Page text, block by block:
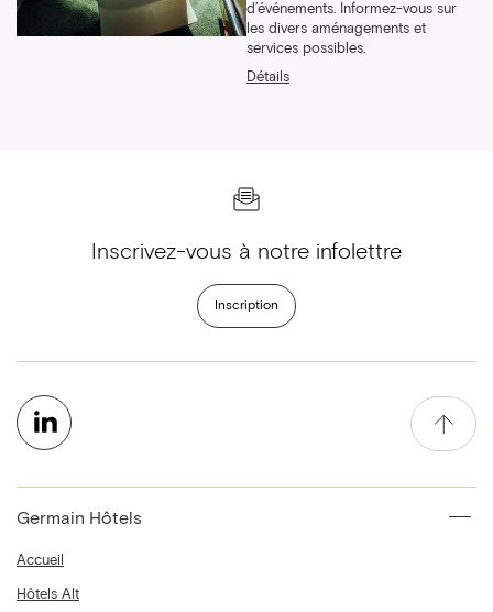
d’événements. Informez-vous sur
les divers aménagements et
services possibles.
Détails
Inscrivez-vous à notre infolettre
Inscription
Germain Hôtels
Accueil
Hôtels Alt